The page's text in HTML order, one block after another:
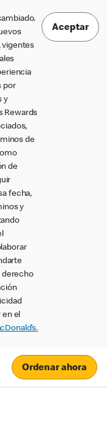
vigentes
por
y
Rewards
de
de
fecha,
y
derecho
en el
Aceptar
Ordenar ahora